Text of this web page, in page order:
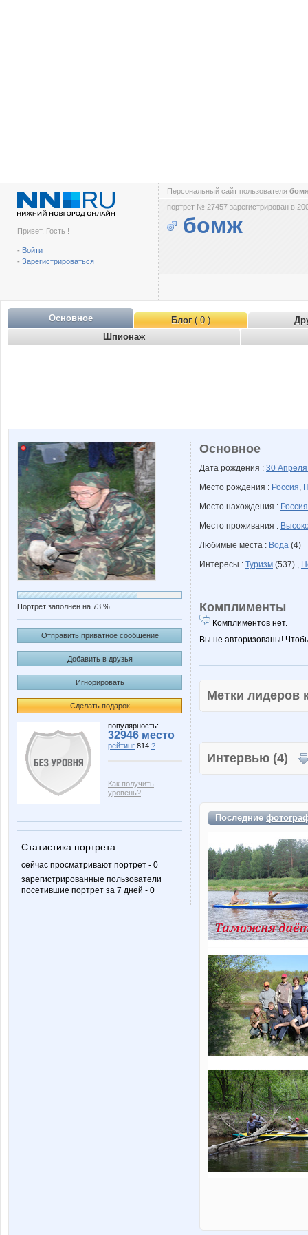
Привет, Гость !
- Войти
- Зарегистрироваться
Персональный сайт пользователя
портрет № 27457 зарегистрирован в
бомж
Основное Блог( 0 )
Шпионаж
Портрет заполнен на 73 %
Отправить приватное сообщение
Добавить в друзья
Игнорировать
Сделать подарок
популярность:
32946 место
рейтинг 814 ?
Как получить
уровень?
Статистика портрета:
сейчас просматривают портрет - 0
зарегистрированные пользователи
посетившие портрет за 7 дней - 0
Основное
Дата рождения : 30
Место рождения : Россия,
Место нахождения : Россия
Место проживания :
Любимые места : Вода (4)
Интересы : Туризм (537) ,
Комплименты
Комплиментов нет.
Вы не авторизованы!
Метки
Интервью (4)
Последние